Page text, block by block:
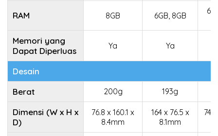
RAM 8GB 6GB, 8GB
Memori yang
Dapat Diperluas
Ya Ya
Desain
Berat
200g 193g
Dimensi (W x H x
D)
76.8 x 160.1 x
8.4mm
164 x 76.5 x
8.1mm